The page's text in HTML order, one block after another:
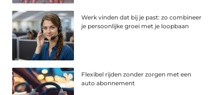
Werk vinden dat bij je past: zo combineer
je persoonlijke groei met je loopbaan
Flexibel rijden zonder zorgen met een
auto abonnement